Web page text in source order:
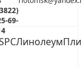
69-
Линолеум